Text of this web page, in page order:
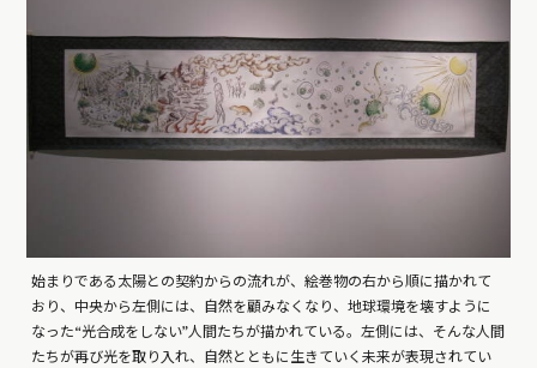
始まりである太陽との契約からの流れが、絵巻物の右から順に描かれて
おり、中央から左側には、自然を顧みなくなり、地球環境を壊すように
なった“光合成をしない”人間たちが描かれている。左側には、そんな人間
たちが再び光を取り入れ、自然とともに生きていく未来が表現されてい